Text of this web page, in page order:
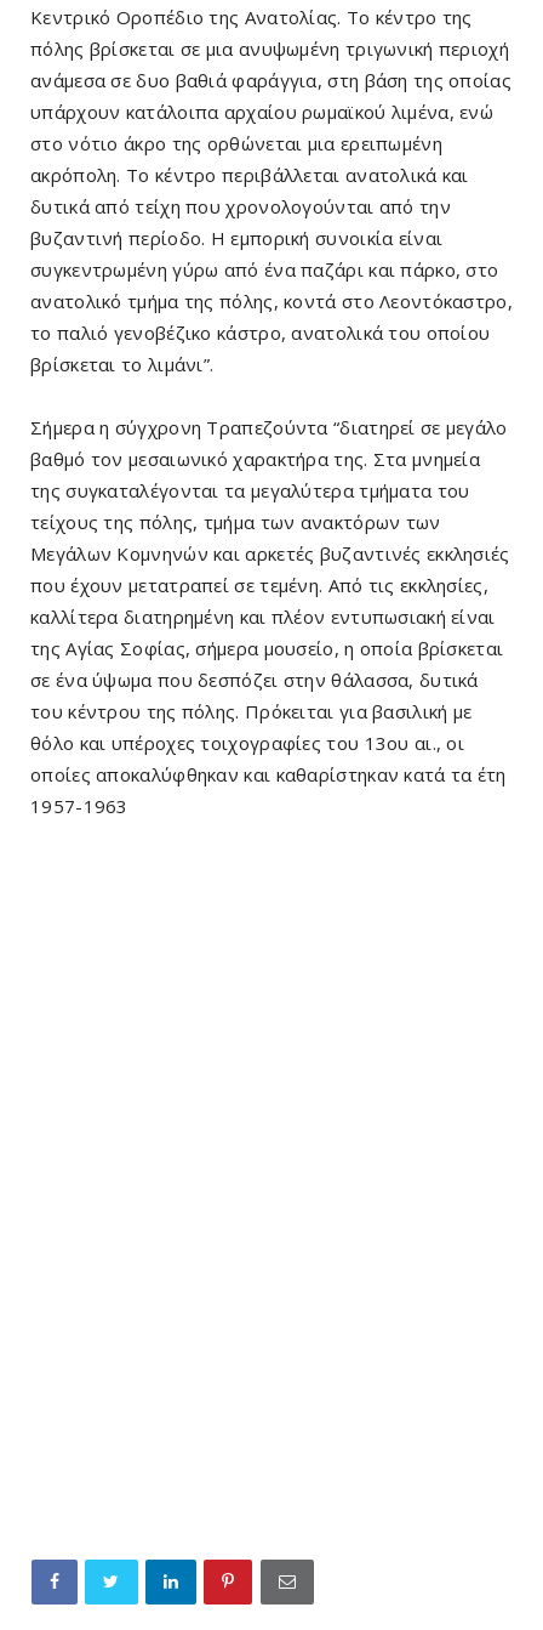
Κεντρικό Οροπέδιο της Ανατολίας. Το κέντρο της
πόλης βρίσκεται σε μια ανυψωμένη τριγωνική περιοχή
ανάμεσα σε δυο βαθιά φαράγγια, στη βάση της οποίας
υπάρχουν κατάλοιπα αρχαίου ρωμαϊκού λιμένα, ενώ
στο νότιο άκρο της ορθώνεται μια ερειπωμένη
ακρόπολη. Το κέντρο περιβάλλεται ανατολικά και
δυτικά από τείχη που χρονολογούνται από την
βυζαντινή περίοδο. Η εμπορική συνοικία είναι
συγκεντρωμένη γύρω από ένα παζάρι και πάρκο, στο
ανατολικό τμήμα της πόλης, κοντά στο Λεοντόκαστρο,
το παλιό γενοβέζικο κάστρο, ανατολικά του οποίου
βρίσκεται το λιμάνι”.
Σήμερα η σύγχρονη Τραπεζούντα “διατηρεί σε μεγάλο
βαθμό τον μεσαιωνικό χαρακτήρα της. Στα μνημεία
της συγκαταλέγονται τα μεγαλύτερα τμήματα του
τείχους της πόλης, τμήμα των ανακτόρων των
Μεγάλων Κομνηνών και αρκετές βυζαντινές εκκλησιές
που έχουν μετατραπεί σε τεμένη. Από τις εκκλησίες,
καλλίτερα διατηρημένη και πλέον εντυπωσιακή είναι
της Αγίας Σοφίας, σήμερα μουσείο, η οποία βρίσκεται
σε ένα ύψωμα που δεσπόζει στην θάλασσα, δυτικά
του κέντρου της πόλης. Πρόκειται για βασιλική με
θόλο και υπέροχες τοιχογραφίες του 13ου αι., οι
οποίες αποκαλύφθηκαν και καθαρίστηκαν κατά τα έτη
1957-1963